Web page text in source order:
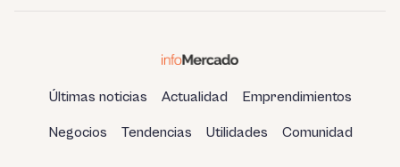
Últimas noticias Actualidad Emprendimientos
Negocios Tendencias Utilidades Comunidad